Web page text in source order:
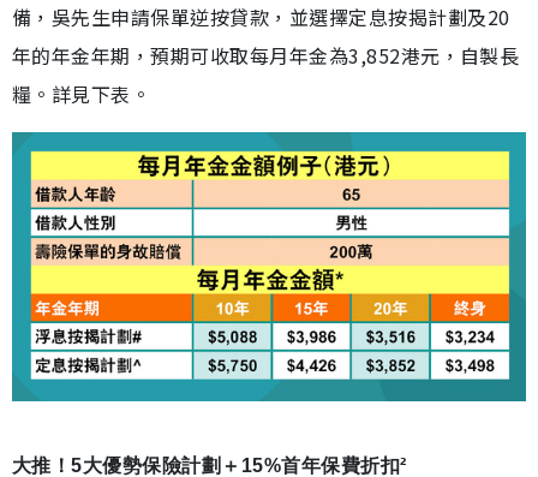
備，吳先生申請保單逆按貸款，並選擇定息按揭計劃及20
年的年金年期，預期可收取每月年金為3,852港元，自製長
糧。詳見下表。
大推！5大優勢保險計劃＋15%首年保費折扣²